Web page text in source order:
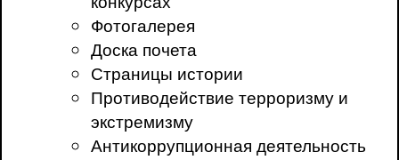
Фотогалерея
Доска почета
Страницы истории
Противодействие терроризму и
экстремизму
Антикоррупционная деятельность